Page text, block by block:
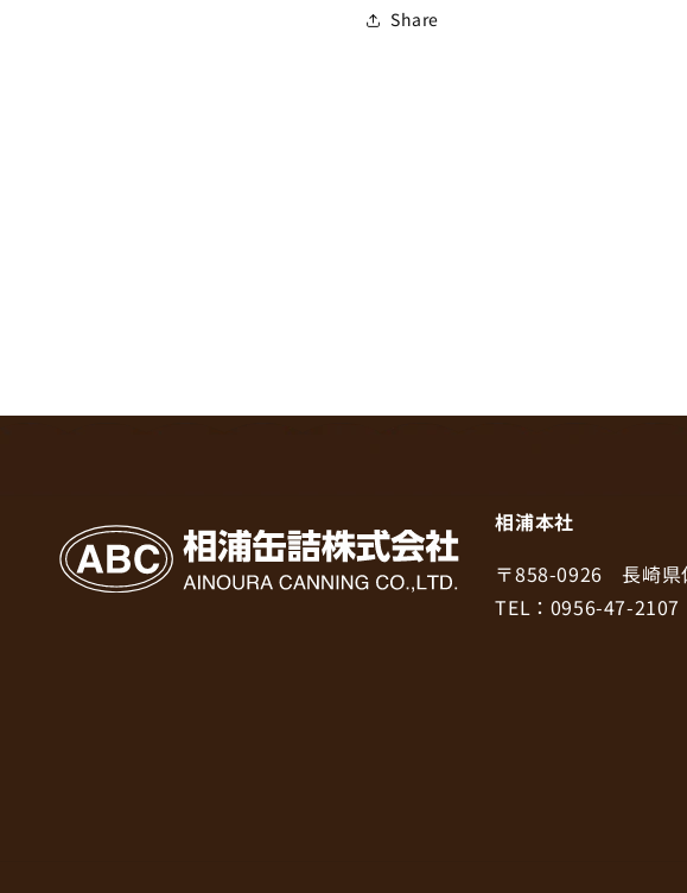
Share
相浦本社
〒858-0926 長崎県
TEL：0956-47-2107